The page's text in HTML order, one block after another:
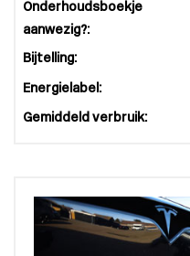
Onderhoudsboekje
aanwezig?:
Bijtelling:
Energielabel:
Gemiddeld verbruik: